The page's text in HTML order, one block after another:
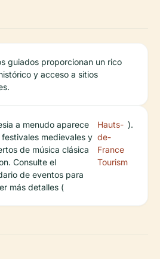
guiados proporcionan un rico
y acceso a sitios
a menudo aparece
festivales medievales y
de música clásica
Consulte el
de eventos para
más detalles (
Hauts-
de-
France
Tourism
).